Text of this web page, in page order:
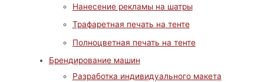
Нанесение рекламы на шатры
Трафаретная печать на тенте
Полноцветная печать на тенте
Брендирование машин
Разработка индивидуального макета